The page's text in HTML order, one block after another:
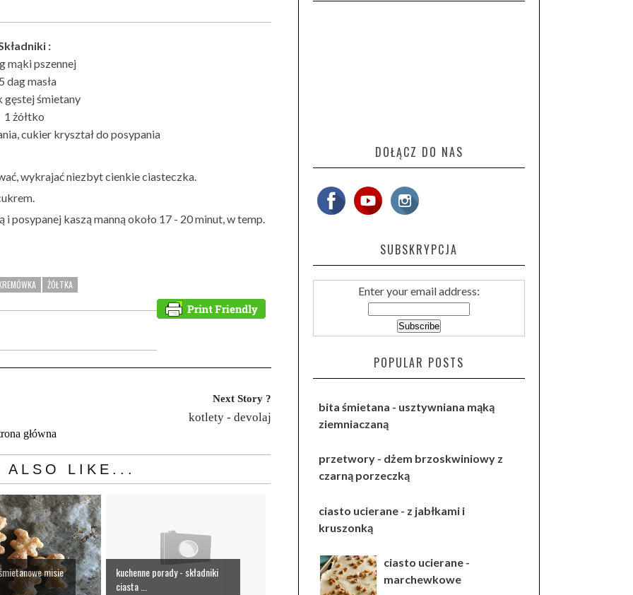
:
mąki pszennej
dag masła
gęstej śmietany
1 żółtko
cukier kryształ do posypania
wykrajać niezbyt cienkie ciasteczka.
posypanej kaszą manną około 17 - 20 minut, w temp.
ŻÓŁTKA
Next Story ?
kotlety - devolaj
główna
ALSO LIKE...
misie
kuchenne porady - składniki
ciasta ...
DOŁĄCZ DO NAS
SUBSKRYPCJA
Enter your email address:
POPULAR POSTS
bita śmietana - usztywniana mąką
ziemniaczaną
przetwory - dżem brzoskwiniowy z
czarną porzeczką
ciasto ucierane - z jabłkami i
kruszonką
ciasto ucierane -
marchewkowe